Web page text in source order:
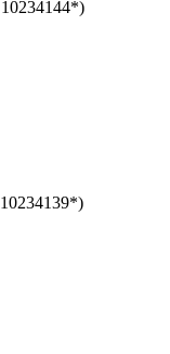
10234144*)
10234139*)